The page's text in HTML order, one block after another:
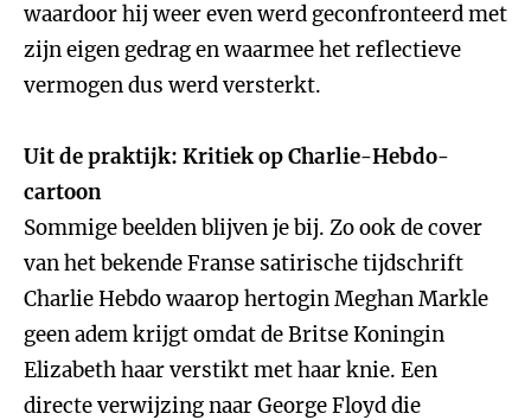
waardoor hij weer even werd geconfronteerd met
zijn eigen gedrag en waarmee het reflectieve
vermogen dus werd versterkt.
Uit de praktijk: Kritiek op Charlie-Hebdo-
cartoon
Sommige beelden blijven je bij. Zo ook de cover
van het bekende Franse satirische tijdschrift
Charlie Hebdo waarop hertogin Meghan Markle
geen adem krijgt omdat de Britse Koningin
Elizabeth haar verstikt met haar knie. Een
directe verwijzing naar George Floyd die